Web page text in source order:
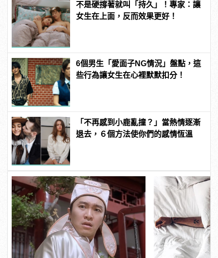
不是硬撐著就叫「持久」！專家：讓
女生在上面，反而效果更好！
6個男生「愛面子NG情況」盤點，這
些行為讓女生在心裡默默扣分！
「不再感到小鹿亂撞？」當熱情逐漸
退去，６個方法使你們的感情恆溫